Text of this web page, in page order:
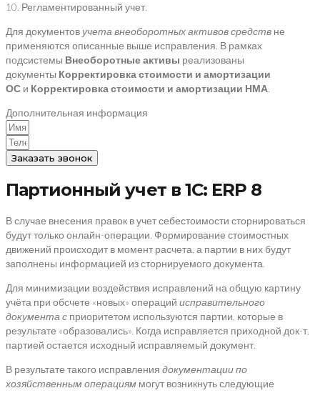
10. Регламентированный учет.
Для документов учета внеоборотных активов средств не
применяются описанные выше исправления. В рамках
подсистемы Внеоборотные активы реализованы
документы Корректировка стоимости и амортизации
ОС и Корректировка стоимости и амортизации НМА.
Дополнительная информация
Заказать звонок
Партионный учет в 1С: ERP 8
В случае внесения правок в учет себестоимости сторнироваться
будут только онлайн-операции. Формирование стоимостных
движений происходит в момент расчета, а партии в них будут
заполнены информацией из сторнируемого документа.
Для минимизации воздействия исправлений на общую картину
учёта при обсчете «новых» операций исправительного
документа с приоритетом используются партии, которые в
результате «образовались». Когда исправляется приходной док-т,
партией остается исходный исправляемый документ.
В результате такого исправления документации по
хозяйственным операциям могут возникнуть следующие